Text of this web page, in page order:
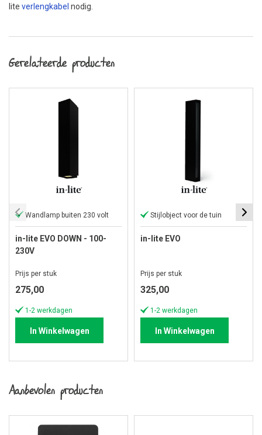
lite verlengkabel nodig.
Gerelateerde producten
Wandlamp buiten 230 volt
in-lite EVO DOWN - 100-
230V
Prijs per stuk
275,00
1-2 werkdagen
In Winkelwagen
Stijlobject voor de tuin
in-lite EVO
Prijs per stuk
325,00
1-2 werkdagen
In Winkelwagen
Aanbevolen producten